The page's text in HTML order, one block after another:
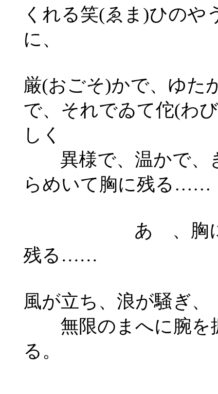
くれる笑(ゑま)ひのや
に、
厳(おごそ)かで、ゆた
で、それでゐて佗(わ
しく
異様で、温かで、
らめいて胸に残る……
あゝ、胸
残る……
風が立ち、浪が騒ぎ、
無限のまへに腕を
る。